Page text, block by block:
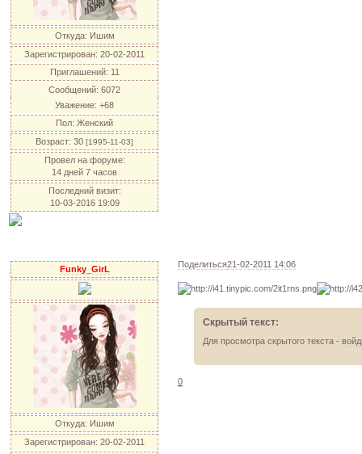
Откуда: Ишим
Зарегистрирован: 20-02-2011
Приглашений: 11
Сообщений: 6072
Уважение: +68
Пол: Женский
Возраст: 30 [1995-11-03]
Провел на форуме:
14 дней 7 часов
Последний визит:
10-03-2016 19:09
Поделиться21-02-2011 14:06
Funky_GirL
Откуда: Ишим
Зарегистрирован: 20-02-2011
Скрытый текст:
Для просмотра скрытого текста -
0